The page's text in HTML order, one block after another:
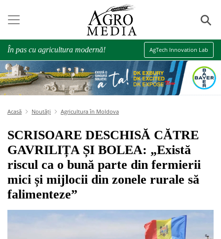
⚲
În pas cu agricultura modernă! AgTech Innovation Lab
Acasă Noutăți Agricultura în Moldova
SCRISOARE DESCHISĂ CĂTRE
GAVRILIȚA ȘI BOLEA: „Există
riscul ca o bună parte din fermierii
mici și mijlocii din zonele rurale să
falimenteze”